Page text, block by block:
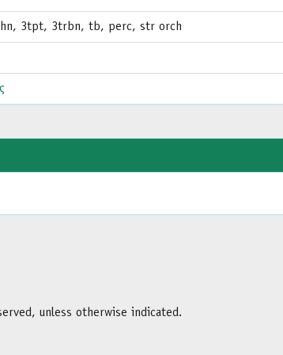
3tpt, 3trbn, tb, perc, str orch
unless otherwise indicated.